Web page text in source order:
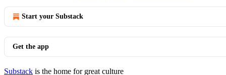
Start your Substack
Get the app
Substack is the home for great culture